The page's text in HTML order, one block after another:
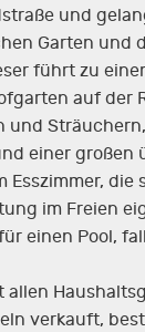
und
Garten und
führt zu
auf der
und Sträuchern,
einer großen
Esszimmer, die
im Freien
einen Pool,
allen
verkauft,